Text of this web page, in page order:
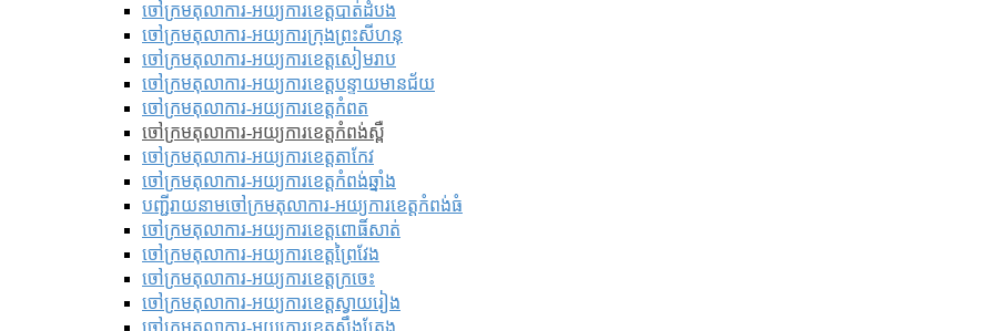
ចៅក្រមតុលាការ-អយ្យការខេត្តបាត់ដំបង
ចៅក្រមតុលាការ-អយ្យការ​ក្រុងព្រះសីហនុ
ចៅក្រមតុលាការ-អយ្យការខេត្តសៀមរាប
ចៅក្រមតុលាការ-អយ្យការខេត្តបន្ទាយមានជ័យ
ចៅក្រមតុលាការ-អយ្យការខេត្តកំពត
ចៅក្រមតុលាការ-អយ្យការខេត្តកំពង់ស្ពឺ
ចៅក្រមតុលាការ-អយ្យការខេត្តតាកែវ
ចៅក្រមតុលាការ-អយ្យការខេត្តកំពង់ឆ្នាំង
បញ្ជីរាយនាមចៅក្រមតុលាការ-អយ្យការខេត្តកំពង់ធំ
ចៅក្រមតុលាការ-អយ្យការខេត្តពោធិ៍សាត់
ចៅក្រមតុលាការ-អយ្យការខេត្តព្រៃវែង
ចៅក្រមតុលាការ-អយ្យការខេត្តក្រចេះ
ចៅក្រមតុលាការ-អយ្យការខេត្តស្វាយរៀង